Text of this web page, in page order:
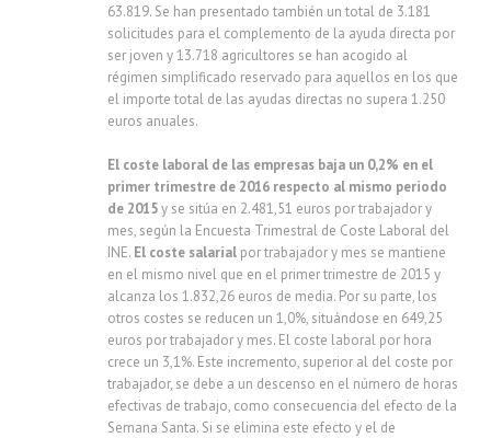
63.819. Se han presentado también un total de 3.181
solicitudes para el complemento de la ayuda directa por
ser joven y 13.718 agricultores se han acogido al
régimen simplificado reservado para aquellos en los que
el importe total de las ayudas directas no supera 1.250
euros anuales.
El coste laboral de las empresas baja un 0,2% en el
primer trimestre de 2016 respecto al mismo periodo
de 2015y se sitúa en 2.481,51 euros por trabajador y
mes, según la Encuesta Trimestral de Coste Laboral del
INE. El coste salarial por trabajador y mes se mantiene
en el mismo nivel que en el primer trimestre de 2015 y
alcanza los 1.832,26 euros de media. Por su parte, los
otros costes se reducen un 1,0%, situándose en 649,25
euros por trabajador y mes. El coste laboral por hora
crece un 3,1%. Este incremento, superior al del coste por
trabajador, se debe a un descenso en el número de horas
efectivas de trabajo, como consecuencia del efecto de la
Semana Santa. Si se elimina este efecto y el de